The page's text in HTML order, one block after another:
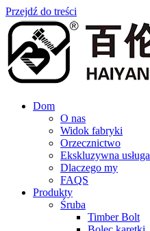
Przejdź do treści
Dom
O nas
Widok fabryki
Orzecznictwo
Ekskluzywna usługa
Dlaczego my
FAQS
Produkty
Śruba
Timber Bolt